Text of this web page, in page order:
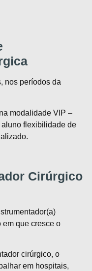
nos períodos da
modalidade VIP –
flexibilidade de
Cirúrgico
em que cresce o
cirúrgico, o
em hospitais,